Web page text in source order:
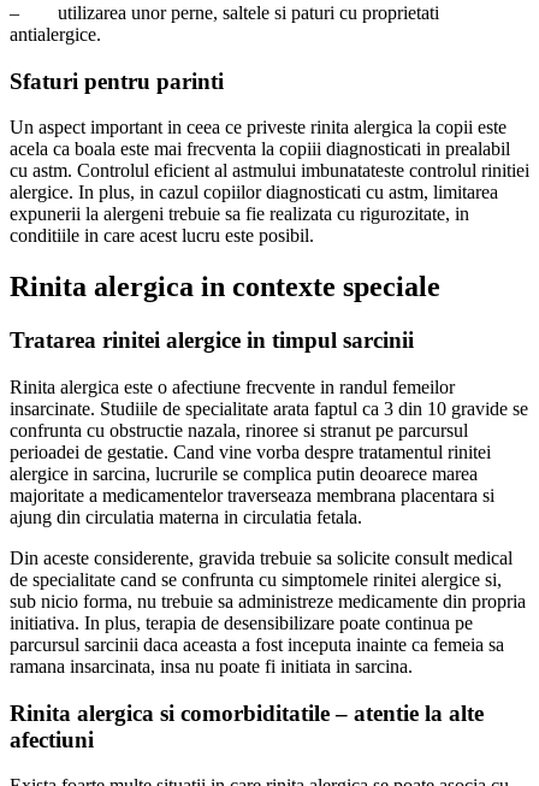
–
utilizarea unor perne, saltele si paturi cu proprietati
antialergice.
Sfaturi pentru parinti
Un aspect important in ceea ce priveste rinita alergica la copii este
acela ca boala este mai frecventa la copiii diagnosticati in prealabil
cu astm. Controlul eficient al astmului imbunatateste controlul rinitiei
alergice. In plus, in cazul copiilor diagnosticati cu astm, limitarea
expunerii la alergeni trebuie sa fie realizata cu rigurozitate, in
conditiile in care acest lucru este posibil.
Rinita alergica in contexte speciale
Tratarea rinitei alergice in timpul sarcinii
Rinita alergica este o afectiune frecvente in randul femeilor
insarcinate. Studiile de specialitate arata faptul ca 3 din 10 gravide se
confrunta cu obstructie nazala, rinoree si stranut pe parcursul
perioadei de gestatie. Cand vine vorba despre tratamentul rinitei
alergice in sarcina, lucrurile se complica putin deoarece marea
majoritate a medicamentelor traverseaza membrana placentara si
ajung din circulatia materna in circulatia fetala.
Din aceste considerente, gravida trebuie sa solicite consult medical
de specialitate cand se confrunta cu simptomele rinitei alergice si,
sub nicio forma, nu trebuie sa administreze medicamente din propria
initiativa. In plus, terapia de desensibilizare poate continua pe
parcursul sarcinii daca aceasta a fost inceputa inainte ca femeia sa
ramana insarcinata, insa nu poate fi initiata in sarcina.
Rinita alergica si comorbiditatile – atentie la alte
afectiuni